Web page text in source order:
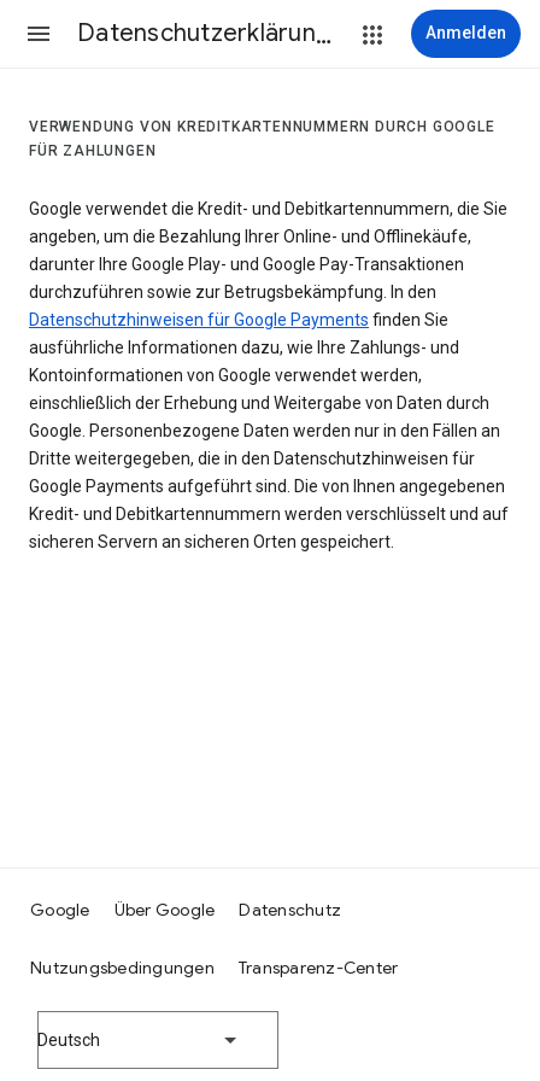
Datenschutzerklärung & Nutzungsbedingungen Anmelden
VERWENDUNG VON KREDITKARTENNUMMERN DURCH GOOGLE
FÜR ZAHLUNGEN
Google verwendet die Kredit- und Debitkartennummern, die Sie
angeben, um die Bezahlung Ihrer Online- und Offlinekäufe,
darunter Ihre Google Play- und Google Pay-Transaktionen
durchzuführen sowie zur Betrugsbekämpfung. In den
Datenschutzhinweisen für Google Payments finden Sie
ausführliche Informationen dazu, wie Ihre Zahlungs- und
Kontoinformationen von Google verwendet werden,
einschließlich der Erhebung und Weitergabe von Daten durch
Google. Personenbezogene Daten werden nur in den Fällen an
Dritte weitergegeben, die in den Datenschutzhinweisen für
Google Payments aufgeführt sind. Die von Ihnen angegebenen
Kredit- und Debitkartennummern werden verschlüsselt und auf
sicheren Servern an sicheren Orten gespeichert.
Google Über Google Datenschutz
Nutzungsbedingungen Transparenz-Center
Deutsch